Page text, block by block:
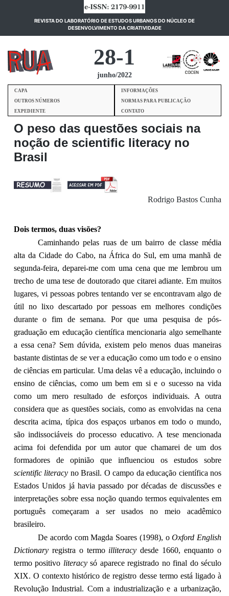
REVISTA DO LABORATÓRIO DE ESTUDOS URBANOS DO NÚCLEO DE
DESENVOLVIMENTO DA CRIATIVIDADE(current)
28-1
junho/2022
CAPA
INFORMAÇÕES
OUTROS NÚMEROS
NORMAS PARA PUBLICAÇÃO
EXPEDIENTE
CONTATO
O peso das questões sociais na
noção de scientific literacy no
Brasil
Rodrigo Bastos Cunha
Dois termos, duas visões?
Caminhando pelas ruas de um bairro de classe média
alta da Cidade do Cabo, na África do Sul, em uma manhã de
segunda-feira, deparei-me com uma cena que me lembrou um
trecho de uma tese de doutorado que citarei adiante. Em muitos
lugares, vi pessoas pobres tentando ver se encontravam algo de
útil no lixo descartado por pessoas em melhores condições
durante o fim de semana. Por que uma pesquisa de pós-
graduação em educação científica mencionaria algo semelhante
a essa cena? Sem dúvida, existem pelo menos duas maneiras
bastante distintas de se ver a educação como um todo e o ensino
de ciências em particular. Uma delas vê a educação, incluindo o
ensino de ciências, como um bem em si e o sucesso na vida
como um mero resultado de esforços individuais. A outra
considera que as questões sociais, como as envolvidas na cena
descrita acima, típica dos espaços urbanos em todo o mundo,
são indissociáveis do processo educativo. A tese mencionada
acima foi defendida por um autor que chamarei de um dos
formadores de opinião que influenciou os estudos sobre
scientific literacy no Brasil. O campo da educação científica nos
Estados Unidos já havia passado por décadas de discussões e
interpretações sobre essa noção quando termos equivalentes em
português começaram a ser usados no meio acadêmico
brasileiro.
De acordo com Magda Soares (1998), oOxford English
Dictionaryregistra o termo illiteracy desde 1660, enquanto o
termo positivo literacysó aparece registrado no final do século
XIX. O contexto histórico de registro desse termo está ligado à
Revolução Industrial. Com a industrialização e a urbanização,